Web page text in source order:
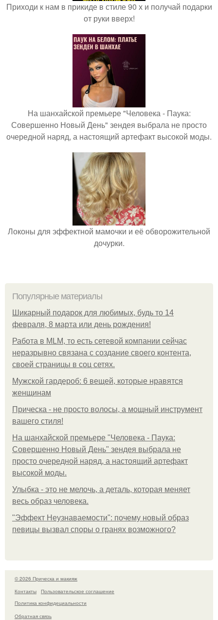
Приходи к нам в прикиде в стиле 90 х и получай подарки
от руки вверх!
На шанхайской премьере "Человека - Паука:
Совершенно Новый День" зендея выбрала не просто
очередной наряд, а настоящий артефакт высокой моды.
Локоны для эффектной мамочки и её обворожительной
дочурки.
Популярные материалы
Шикарный подарок для любимых, будь то 14
февраля, 8 марта или день рождения!
Работа в MLM, то есть сетевой компании сейчас
неразрывно связана с создание своего контента,
своей страницы в соц сетях.
Мужской гардероб: 6 вещей, которые нравятся
женщинам
Прическа - не просто волосы, а мощный инструмент
вашего стиля!
На шанхайской премьере "Человека - Паука:
Совершенно Новый День" зендея выбрала не
просто очередной наряд, а настоящий артефакт
высокой моды.
Улыбка - это не мелочь, а деталь, которая меняет
весь образ человека.
"Эффект Неузнаваемости": почему новый образ
певицы вызвал споры о гранях возможного?
© 2026 Прическа и макияж
Контакты
Пользовательское соглашение
Политика конфидециальности
Обратная связь